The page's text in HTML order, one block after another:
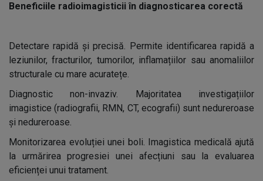
Beneficiile radioimagisticii în diagnosticarea corectă
Detectare rapidă și precisă. Permite identificarea rapidă a
leziunilor, fracturilor, tumorilor, inflamațiilor sau anomaliilor
structurale cu mare acuratețe.
Diagnostic non-invaziv. Majoritatea investigațiilor
imagistice (radiografii, RMN, CT, ecografii) sunt nedureroase
și nedureroase.
Monitorizarea evoluției unei boli. Imagistica medicală ajută
la urmărirea progresiei unei afecțiuni sau la evaluarea
eficienței unui tratament.